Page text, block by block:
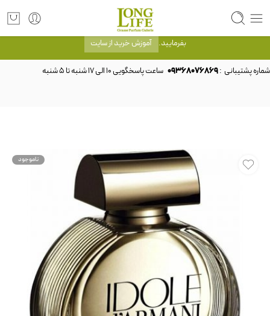
توجه! برند لانگ لایف رایحه های معروف را با شیشه و بسته بندی خود شرکت لانگ لایف
عرضه می کند.که با انتخاب حجم هر ادکلنی می توانید شیشه و بسته بندی را ملاحظه
بفرمایید. آموزش خرید از سایت
شماره پشتیبانی :09368076869
ناموجود